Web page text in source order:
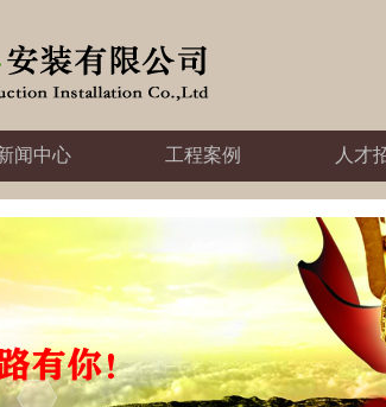
闻中心 工程案例 人才